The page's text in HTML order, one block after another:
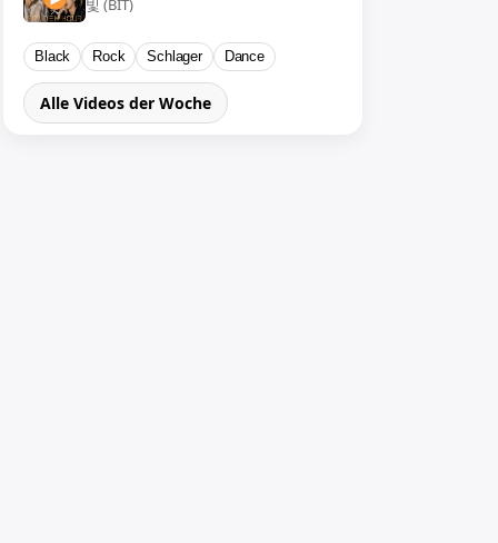
빛 (BIT)
Black Rock Schlager Dance
Alle Videos der Woche